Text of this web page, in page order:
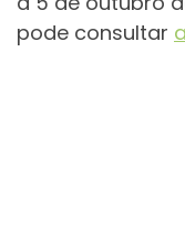
pode consultar